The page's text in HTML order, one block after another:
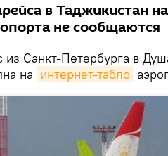
в Таджикистан на
не сообщаются
из Санкт-Петербурга в
на интернет-табло